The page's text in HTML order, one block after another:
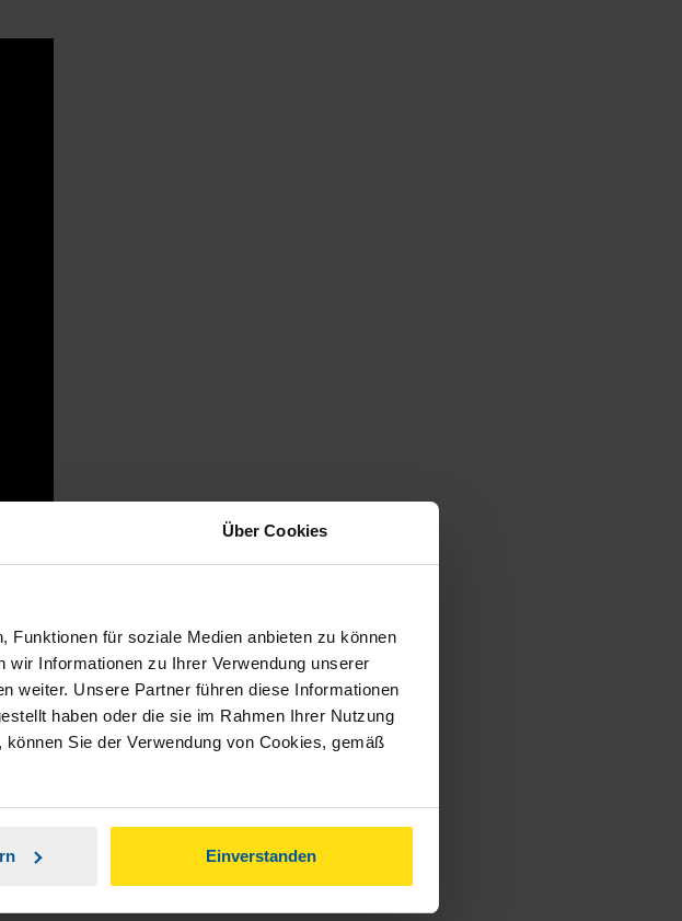
Über Cookies
Funktionen für soziale Medien anbieten zu können
Informationen zu Ihrer Verwendung unserer
weiter. Unsere Partner führen diese Informationen
haben oder die sie im Rahmen Ihrer Nutzung
Sie der Verwendung von Cookies, gemäß
Einverstanden